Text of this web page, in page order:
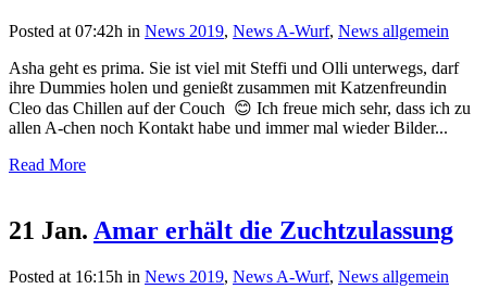
Posted at 07:42h in News 2019, News A-Wurf, News allgemein
Asha geht es prima. Sie ist viel mit Steffi und Olli unterwegs, darf
ihre Dummies holen und genießt zusammen mit Katzenfreundin
Cleo das Chillen auf der Couch 😊 Ich freue mich sehr, dass ich zu
allen A-chen noch Kontakt habe und immer mal wieder Bilder...
Read More
21 Jan. Amar erhält die Zuchtzulassung
Posted at 16:15h in News 2019, News A-Wurf, News allgemein